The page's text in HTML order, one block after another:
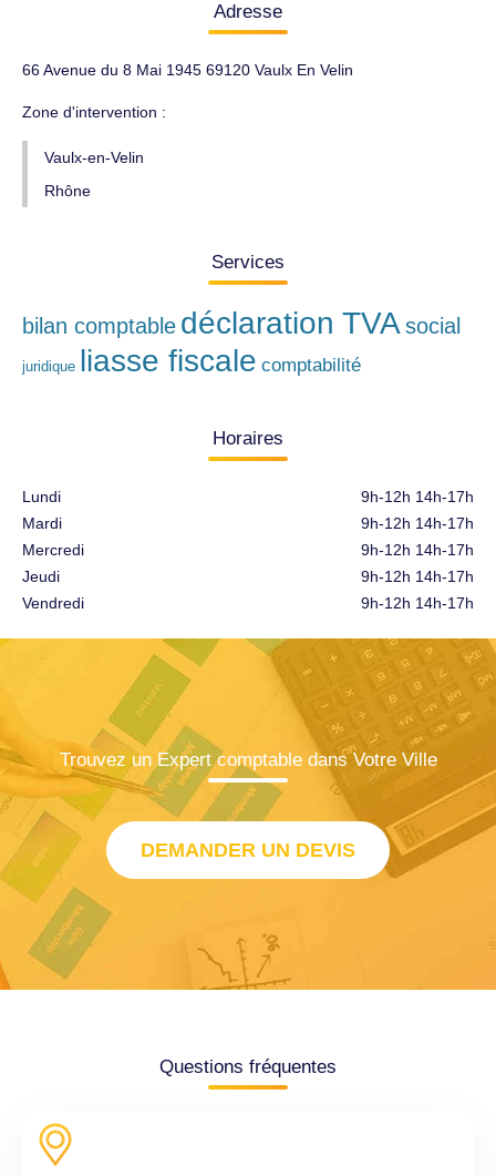
Adresse
66 Avenue du 8 Mai 1945 69120 Vaulx En Velin
Zone d'intervention :
Vaulx-en-Velin
Rhône
Services
bilan comptable déclaration TVA social
juridique liasse fiscale comptabilité
Horaires
Lundi
Mardi
Mercredi
Jeudi
Vendredi
9h-12h 14h-17h
9h-12h 14h-17h
9h-12h 14h-17h
9h-12h 14h-17h
9h-12h 14h-17h
Trouvez un Expert comptable dans Votre Ville
DEMANDER UN DEVIS
Questions fréquentes